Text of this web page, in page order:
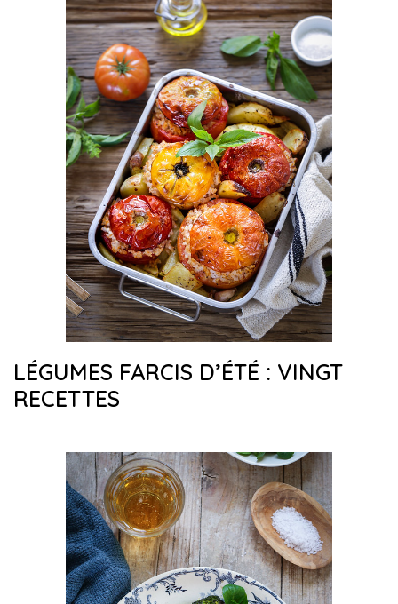
LÉGUMES FARCIS D’ÉTÉ : VINGT
RECETTES